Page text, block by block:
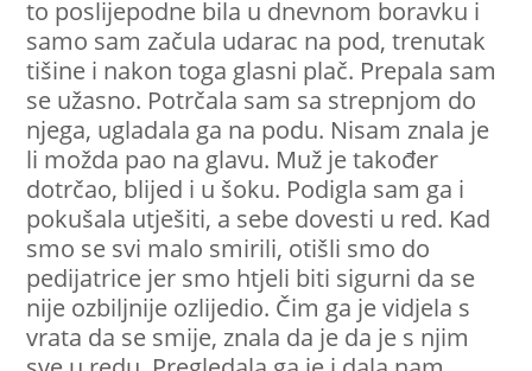
to poslijepodne bila u dnevnom boravku i
samo sam začula udarac na pod, trenutak
tišine i nakon toga glasni plač. Prepala sam
se užasno. Potrčala sam sa strepnjom do
njega, ugladala ga na podu. Nisam znala je
li možda pao na glavu. Muž je također
dotrčao, blijed i u šoku. Podigla sam ga i
pokušala utješiti, a sebe dovesti u red. Kad
smo se svi malo smirili, otišli smo do
pedijatrice jer smo htjeli biti sigurni da se
nije ozbiljnije ozlijedio. Čim ga je vidjela s
vrata da se smije, znala da je da je s njim